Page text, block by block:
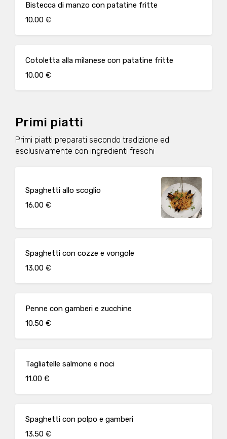
Bistecca di manzo con patatine fritte
10.00 €
Cotoletta alla milanese con patatine fritte
10.00 €
Primi piatti
Primi piatti preparati secondo tradizione ed
esclusivamente con ingredienti freschi
Spaghetti allo scoglio
16.00 €
Spaghetti con cozze e vongole
13.00 €
Penne con gamberi e zucchine
10.50 €
Tagliatelle salmone e noci
11.00 €
Spaghetti con polpo e gamberi
13.50 €